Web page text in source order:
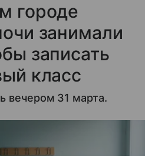
городе
занимали
записать
класс
вечером 31 марта.